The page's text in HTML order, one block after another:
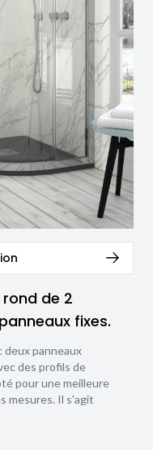
de 2
fixes.
deux panneaux
des profils de
pour une meilleure
mesures. Il s'agit